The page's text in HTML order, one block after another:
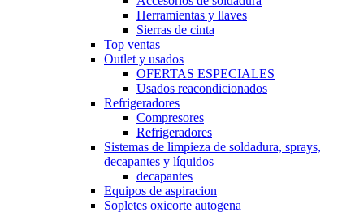
Herramientas y llaves
Sierras de cinta
Top ventas
Outlet y usados
OFERTAS ESPECIALES
Usados reacondicionados
Refrigeradores
Compresores
Refrigeradores
Sistemas de limpieza de soldadura, sprays,
decapantes y líquidos
decapantes
Equipos de aspiracion
Sopletes oxicorte autogena